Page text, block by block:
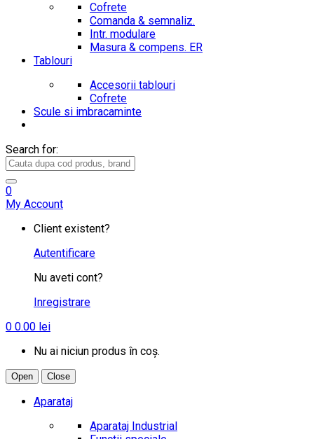
Cofrete
Comanda & semnaliz.
Intr. modulare
Masura & compens. ER
Tablouri
Accesorii tablouri
Cofrete
Scule si imbracaminte
Search for:
0
My Account
Client existent?
Autentificare
Nu aveti cont?
Inregistrare
0 0.00 lei
Nu ai niciun produs în coș.
Open Close
Aparataj
Aparataj Industrial